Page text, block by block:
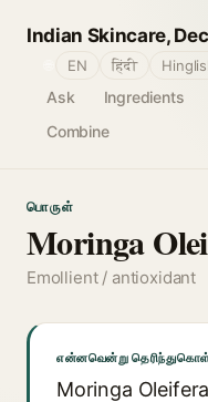
Indian Skincare,
Ask Ingredients
Combine
EN हिंदी
பொருள்
Moringa
Emollient / antioxidant
என்னவென்று
Moringa